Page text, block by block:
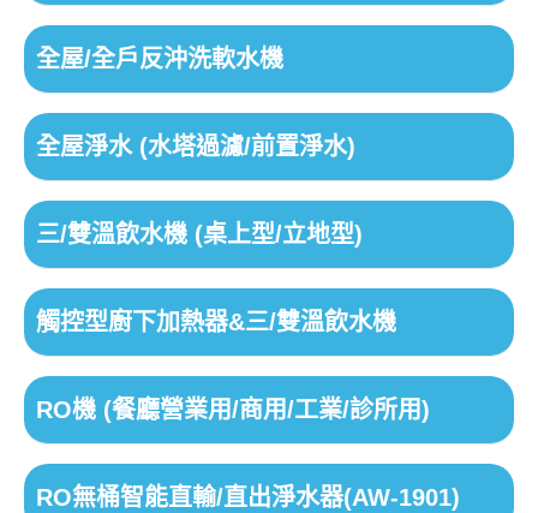
全屋/全戶反沖洗軟水機
全屋淨水 (水塔過濾/前置淨水)
三/雙溫飲水機 (桌上型/立地型)
觸控型廚下加熱器&三/雙溫飲水機
RO機 (餐廳營業用/商用/工業/診所用)
RO無桶智能直輸/直出淨水器(AW-1901)